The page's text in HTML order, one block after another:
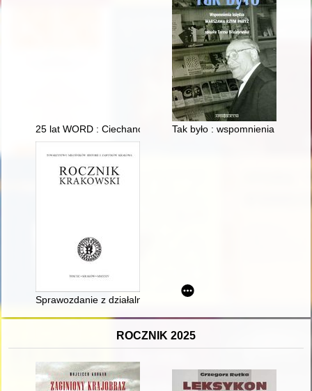
25 lat WORD : Ciechanów, Ostrołęka, Płock, Radom, Siedlce,
Tak było : wspomnienia
Sprawozdanie z działalności Towarzystwa Miłośników
ROCZNIK 2025